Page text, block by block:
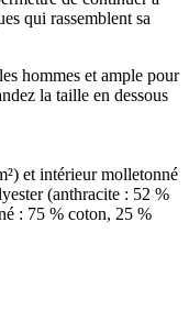
qui rassemblent sa
hommes et ample pour
la taille en dessous
et intérieur molletonné
(anthracite : 52 %
: 75 % coton, 25 %